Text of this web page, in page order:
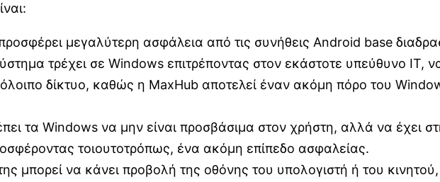
μεγαλύτερη ασφάλεια από τις συνήθεις Android base
τρέχει σε Windows επιτρέποντας στον εκάστοτε υπεύθυνο ΙΤ,
δίκτυο, καθώς η MaxHub αποτελεί έναν ακόμη πόρο του
τα Windows να μην είναι προσβάσιμα στον χρήστη, αλλά να έχει
τοιουτοτρόπως, ένα ακόμη επίπεδο ασφαλείας.
μπορεί να κάνει προβολή της οθόνης του υπολογιστή ή του